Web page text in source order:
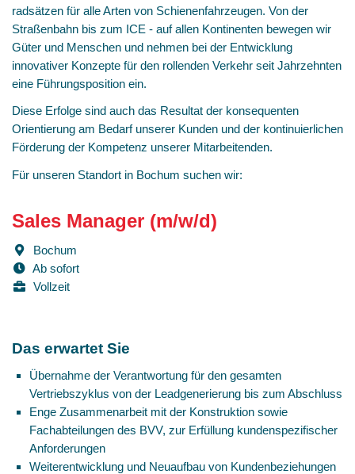
Sales Manager (m/w/d)
Bochum
Ab sofort
Vollzeit
radsätzen für alle Arten von Schienenfahrzeugen. Von der
Straßenbahn bis zum ICE - auf allen Kontinenten bewegen wir
Güter und Menschen und nehmen bei der Entwicklung
innovativer Konzepte für den rollenden Verkehr seit Jahrzehnten
eine Führungsposition ein.
Diese Erfolge sind auch das Resultat der konsequenten
Orientierung am Bedarf unserer Kunden und der kontinuierlichen
Förderung der Kompetenz unserer Mitarbeitenden.
Für unseren Standort in Bochum suchen wir:
Das erwartet Sie
Übernahme der Verantwortung für den gesamten
Vertriebszyklus von der Leadgenerierung bis zum Abschluss
Enge Zusammenarbeit mit der Konstruktion sowie
Fachabteilungen des BVV, zur Erfüllung kundenspezifischer
Anforderungen
Weiterentwicklung und Neuaufbau von Kundenbeziehungen